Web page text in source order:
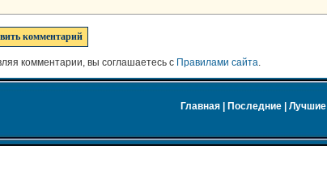
комментарии, вы соглашаетесь с Правилами сайта.
Главная Последние Лучшие